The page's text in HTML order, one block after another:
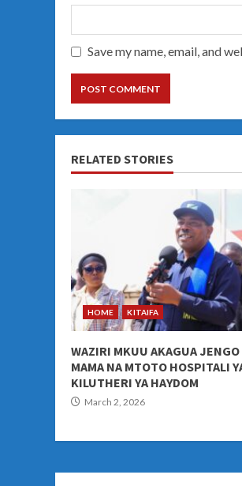
Save my name, email, and
RELATED STORIES
HOME KITAIFA
WAZIRI MKUU AKAGUA JENGO
MAMA NA MTOTO HOSPITALI
KILUTHERI YA HAYDOM
March 2, 2026